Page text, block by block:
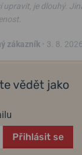
upravit, je dlouhý.
zákazník 3. 8.
vědět jako
Přihlásit se